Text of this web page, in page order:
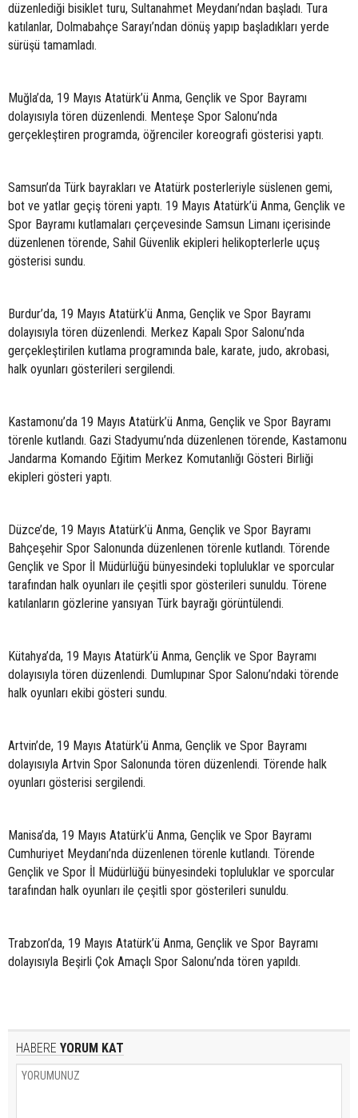
düzenlediği bisiklet turu, Sultanahmet Meydanı’ndan başladı. Tura
katılanlar, Dolmabahçe Sarayı’ndan dönüş yapıp başladıkları yerde
sürüşü tamamladı.
Muğla’da, 19 Mayıs Atatürk’ü Anma, Gençlik ve Spor Bayramı
dolayısıyla tören düzenlendi. Menteşe Spor Salonu’nda
gerçekleştiren programda, öğrenciler koreografi gösterisi yaptı.
Samsun’da Türk bayrakları ve Atatürk posterleriyle süslenen gemi,
bot ve yatlar geçiş töreni yaptı. 19 Mayıs Atatürk’ü Anma, Gençlik ve
Spor Bayramı kutlamaları çerçevesinde Samsun Limanı içerisinde
düzenlenen törende, Sahil Güvenlik ekipleri helikopterlerle uçuş
gösterisi sundu.
Burdur’da, 19 Mayıs Atatürk’ü Anma, Gençlik ve Spor Bayramı
dolayısıyla tören düzenlendi. Merkez Kapalı Spor Salonu’nda
gerçekleştirilen kutlama programında bale, karate, judo, akrobasi,
halk oyunları gösterileri sergilendi.
Kastamonu’da 19 Mayıs Atatürk’ü Anma, Gençlik ve Spor Bayramı
törenle kutlandı. Gazi Stadyumu’nda düzenlenen törende, Kastamonu
Jandarma Komando Eğitim Merkez Komutanlığı Gösteri Birliği
ekipleri gösteri yaptı.
Düzce’de, 19 Mayıs Atatürk’ü Anma, Gençlik ve Spor Bayramı
Bahçeşehir Spor Salonunda düzenlenen törenle kutlandı. Törende
Gençlik ve Spor İl Müdürlüğü bünyesindeki topluluklar ve sporcular
tarafından halk oyunları ile çeşitli spor gösterileri sunuldu. Törene
katılanların gözlerine yansıyan Türk bayrağı görüntülendi.
Kütahya’da, 19 Mayıs Atatürk’ü Anma, Gençlik ve Spor Bayramı
dolayısıyla tören düzenlendi. Dumlupınar Spor Salonu’ndaki törende
halk oyunları ekibi gösteri sundu.
Artvin’de, 19 Mayıs Atatürk’ü Anma, Gençlik ve Spor Bayramı
dolayısıyla Artvin Spor Salonunda tören düzenlendi. Törende halk
oyunları gösterisi sergilendi.
Manisa’da, 19 Mayıs Atatürk’ü Anma, Gençlik ve Spor Bayramı
Cumhuriyet Meydanı’nda düzenlenen törenle kutlandı. Törende
Gençlik ve Spor İl Müdürlüğü bünyesindeki topluluklar ve sporcular
tarafından halk oyunları ile çeşitli spor gösterileri sunuldu.
Trabzon’da, 19 Mayıs Atatürk’ü Anma, Gençlik ve Spor Bayramı
dolayısıyla Beşirli Çok Amaçlı Spor Salonu’nda tören yapıldı.
HABERE YORUM KAT